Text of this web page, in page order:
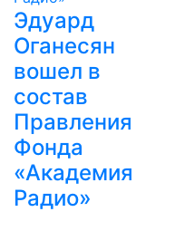
Эдуард
Оганесян
вошел в
состав
Правления
Фонда
«Академия
Радио»